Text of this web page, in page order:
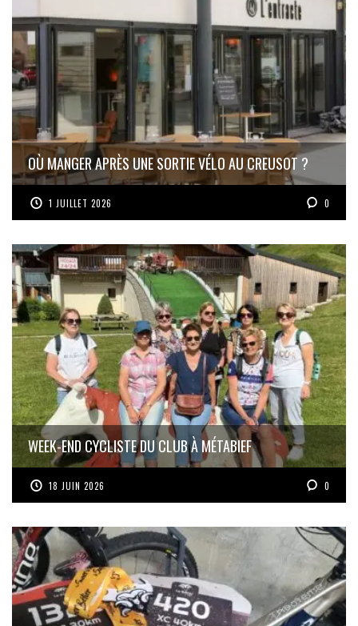
OÙ MANGER APRÈS UNE SORTIE VÉLO AU CREUSOT ?
1 JUILLET 2026 0
WEEK-END CYCLISTE DU CLUB À MÉTABIEF
18 JUIN 2026 0